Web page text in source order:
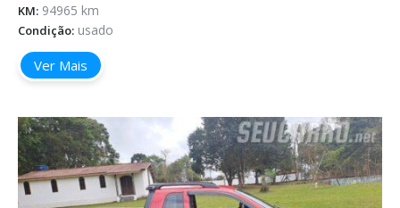
KM: 94965 km
Condição: usado
Ver Mais